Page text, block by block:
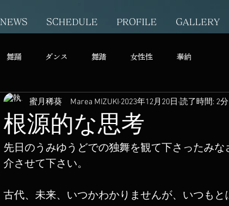
NEWS SCHEDULE PROFILE GALLERY
舞踊 ダンス 舞踏 女性性 奉納
根源的な思考
蜜月稀葵 Marea MIZUKI 2023年12月20日 読了時間: 2分
先日のうみゆうどでの独舞を観て下さったみ
介させて下さい。
古代、未来、いつかわかりませんが、いつも